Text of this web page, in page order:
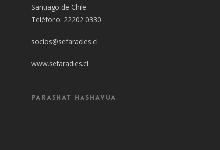
Santiago de Chile
Teléfono: 22202 0330
socios@sefaradies.cl
www.sefaradies.cl
Parashat Hashavua